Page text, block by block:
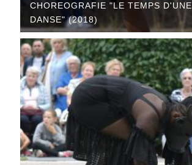
CHOREOGRAFIE "LE TEMPS D'UNE
DANSE" (2018)